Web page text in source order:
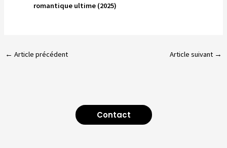
romantique ultime (2025)
← Article précédent Article suivant →
Contact